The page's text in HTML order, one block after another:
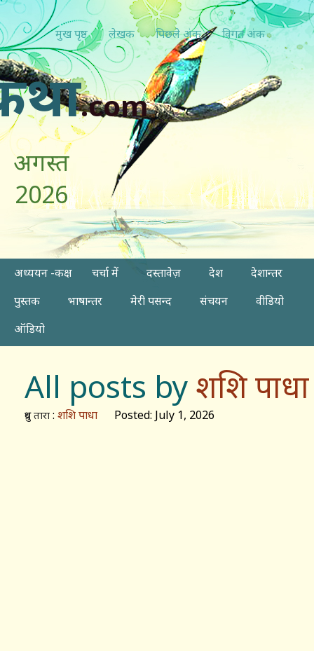
मुख पृष्ठ लेखक पिछ्ले अंक विगत अंक
.com
अगस्त
2026
अध्ययन -कक्ष चर्चा में दस्तावेज़ देश
देशान्तर
पुस्तक
भाषान्तर मेरी पसन्द संचयन
वीडियो
ऑडियो
All posts by शशि पाधा
ध्रुव तारा : शशि पाधा Posted: July 1, 2026